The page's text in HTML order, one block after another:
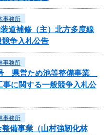
事務所
道補修（主）北方多度線
争入札公告
事務所
県営ため池等整備事業
に関する一般競争入札公
事務所
整備事業（山村強靭化林